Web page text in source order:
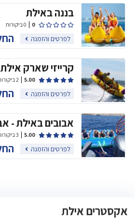
בננה באילת
0 0 ביקורות
לפרטים והזמנה
קרייזי שארק אילת
5.00 2 ביקורות
לפרטים והזמנה
אבובים באילת -
5.00 3 ביקורות
לפרטים והזמנה
אקסטרים אילת